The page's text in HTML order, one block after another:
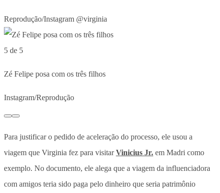
Reprodução/Instagram @virginia
5 de 5
Zé Felipe posa com os três filhos
Instagram/Reprodução
Para justificar o pedido de aceleração do processo, ele usou a
viagem que Virginia fez para visitarVinicius Jr. em Madri como
exemplo. No documento, ele alega que a viagem da influenciadora
com amigos teria sido paga pelo dinheiro que seria patrimônio